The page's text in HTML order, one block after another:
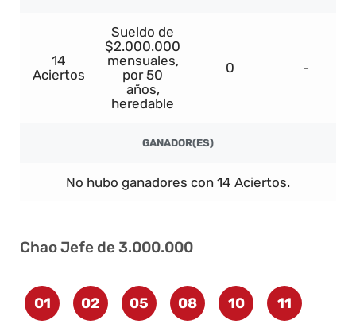
14
Aciertos
Sueldo de
$2.000.000
mensuales,
por 50
años,
heredable
0 -
GANADOR(ES)
No hubo ganadores con 14 Aciertos.
Chao Jefe de 3.000.000
01 02 05 08 10 11